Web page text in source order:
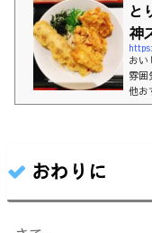
と
神
おい
雰囲
他お
んの
座り
おわりに